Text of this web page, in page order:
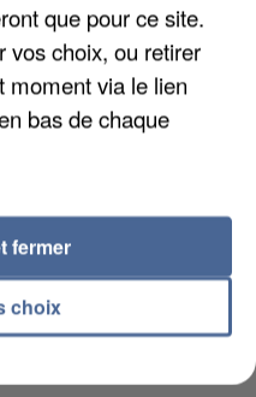
DZ MAFIA
que pour ce site.
vos choix, ou retirer
moment via le lien
bas de chaque
choix
fermer